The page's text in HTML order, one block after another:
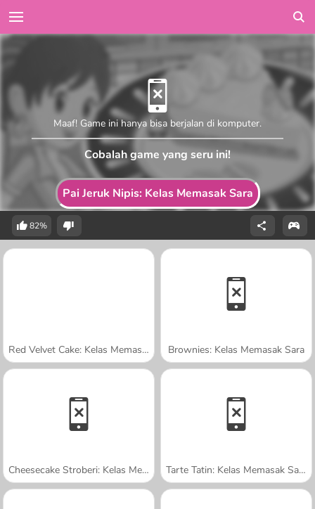
Pai Jeruk Nipis: Kelas Memasak Sara
Maaf! Game ini hanya bisa berjalan di komputer.
Cobalah game yang seru ini!
82%
Red Velvet Cake: Kelas Memasak Sara Brownies: Kelas Memasak Sara
Cheesecake Stroberi: Kelas Memasak Sara Tarte Tatin: Kelas Memasak Sara